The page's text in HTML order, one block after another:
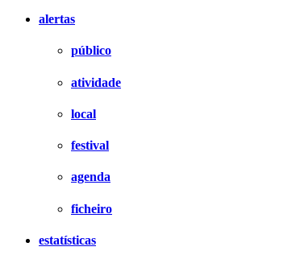
alertas
público
atividade
local
festival
agenda
ficheiro
estatísticas